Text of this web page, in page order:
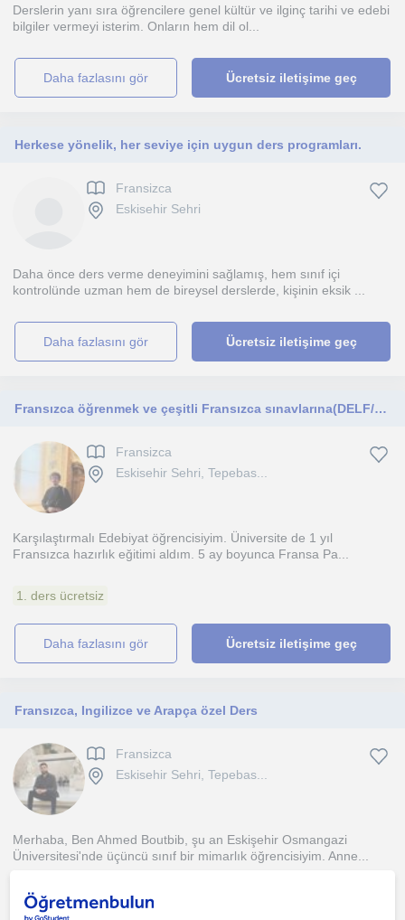
Derslerin yanı sıra öğrencilere genel kültür ve ilginç tarihi ve edebi
bilgiler vermeyi isterim. Onların hem dil ol...
daha fazlasını gör Ücretsiz iletişime geç
Herkese yönelik, her seviye için uygun ders programları.
Fransizca
Eskisehir Sehri
Daha önce ders verme deneyimini sağlamış, hem sınıf içi
kontrolünde uzman hem de bireysel derslerde, kişinin eksik ...
daha fazlasını gör Ücretsiz iletişime geç
Fransızca öğrenmek ve çeşitli Fransızca sınavlarına(DELF/YDS) hazırlanmak isteyenler için fırsat!
Fransizca
Eskisehir Sehri, Tepebas...
Karşılaştırmalı Edebiyat öğrencisiyim. Üniversite de 1 yıl
Fransızca hazırlık eğitimi aldım. 5 ay boyunca Fransa Pa...
1. ders ücretsiz
daha fazlasını gör Ücretsiz iletişime geç
Fransızca, Ingilizce ve Arapça özel Ders
Fransizca
Eskisehir Sehri, Tepebas...
Merhaba, Ben Ahmed Boutbib, şu an Eskişehir Osmangazi
Üniversitesi'nde üçüncü sınıf bir mimarlık öğrencisiyim. Anne...
1. ders ücretsiz